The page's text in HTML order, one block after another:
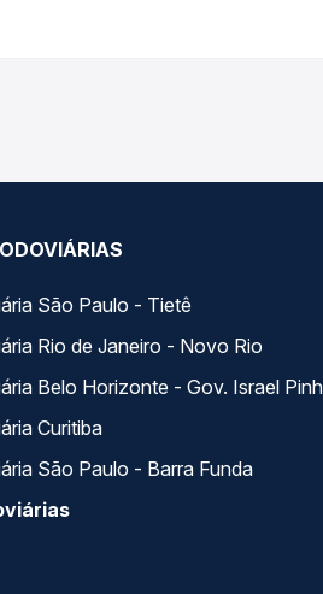
a melhor oferta para o seu roteiro.
São Paulo - Tietê
Rio de Janeiro - Novo Rio
Belo Horizonte - Gov. Israel
Curitiba
São Paulo - Barra Funda